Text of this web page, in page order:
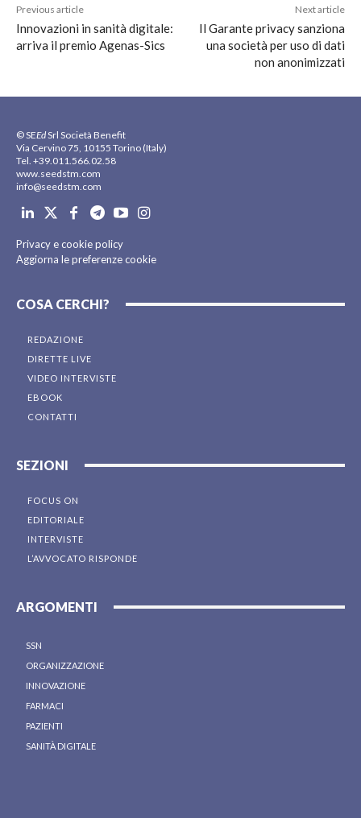
Previous article
Innovazioni in sanità digitale:
arriva il premio Agenas-Sics
Next article
Il Garante privacy sanziona
una società per uso di dati
non anonimizzati
© SEEdSrl Società Benefit
Via Cervino 75, 10155 Torino (Italy)
Tel. +39.011.566.02.58
www.seedstm.com
info@seedstm.com
Privacy e cookie policy
Aggiorna le preferenze cookie
COSA CERCHI?
REDAZIONE
DIRETTE LIVE
VIDEO INTERVISTE
EBOOK
CONTATTI
SEZIONI
FOCUS ON
EDITORIALE
INTERVISTE
L’AVVOCATO RISPONDE
ARGOMENTI
SSN
ORGANIZZAZIONE
INNOVAZIONE
FARMACI
PAZIENTI
SANITÀ DIGITALE